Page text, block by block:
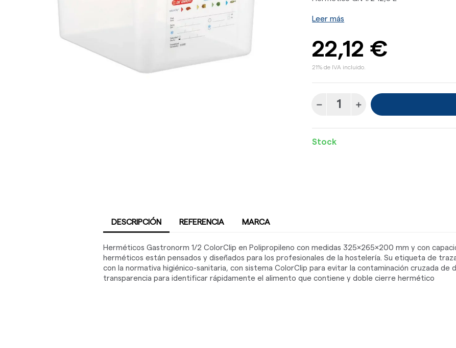
Leer más
22,12 €
21% de IVA incluido.
Stock
DESCRIPCIÓN REFERENCIA MARCA
Herméticos Gastronorm 1/2 ColorClip en Polipropileno con medidas 325x265x200 mm y con
herméticos están pensados y diseñados para los profesionales de la hostelería. Su etiqueta de
con la normativa higiénico-sanitaria, con sistema ColorClip para evitar la contaminación cruzada de
transparencia para identificar rápidamente el alimento que contiene y doble cierre hermético